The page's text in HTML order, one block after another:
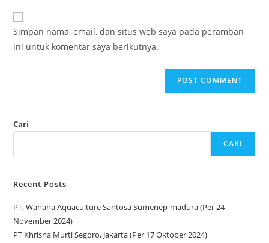
Simpan nama, email, dan situs web saya pada peramban
ini untuk komentar saya berikutnya.
Cari
CARI
Recent Posts
PT. Wahana Aquaculture Santosa Sumenep-madura (Per 24
November 2024)
PT Khrisna Murti Segoro, Jakarta (Per 17 Oktober 2024)